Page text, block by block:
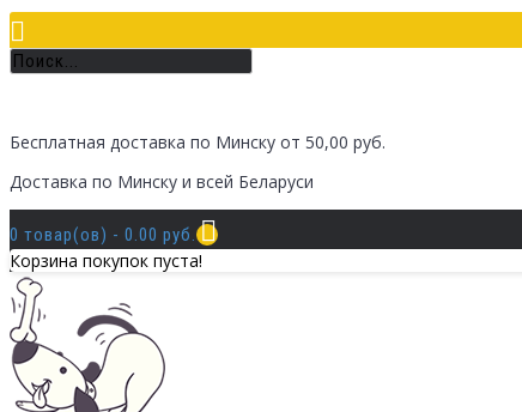
Бесплатная доставка по Минску от 50,00 руб.
Доставка по Минску и всей Беларуси
0 товар(ов) - 0.00 руб.
Корзина покупок пуста!